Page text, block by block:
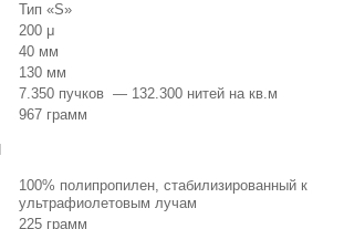
Тип «S»
200 μ
40 мм
130 мм
7.350 пучков — 132.300 нитей на кв.м
967 грамм
100% полипропилен, стабилизированный к
ультрафиолетовым лучам
225 грамм